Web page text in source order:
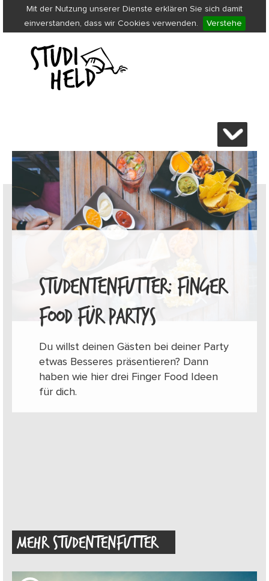
Mit der Nutzung unserer Dienste erklären Sie sich damit
einverstanden, dass wir Cookies verwenden.
Verstehe
STUDENTENFUTTER: FINGER
FOOD FÜR PARTYS
Du willst deinen Gästen bei deiner Party
etwas Besseres präsentieren? Dann
haben wie hier drei Finger Food Ideen
für dich.
MEHR STUDENTENFUTTER